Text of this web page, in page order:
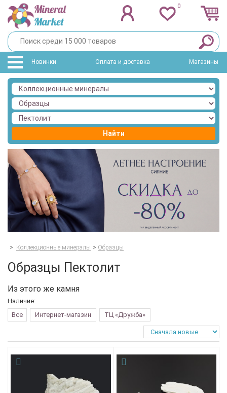
0
Новинки Оплата и доставка Магазины
Найти
> Коллекционные минералы > Образцы
Образцы Пектолит
Из этого же камня
Наличие:
Все
Интернет-магазин ТЦ «Дружба»